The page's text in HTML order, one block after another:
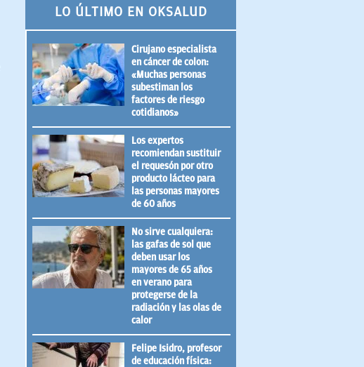
LO ÚLTIMO EN OKSALUD
Cirujano especialista
en cáncer de colon:
«Muchas personas
subestiman los
factores de riesgo
cotidianos»
Los expertos
recomiendan sustituir
el requesón por otro
producto lácteo para
las personas mayores
de 60 años
No sirve cualquiera:
las gafas de sol que
deben usar los
mayores de 65 años
en verano para
protegerse de la
radiación y las olas de
calor
Felipe Isidro, profesor
de educación física: